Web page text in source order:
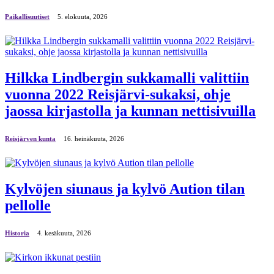
Paikallisuutiset 5. elokuuta, 2026
Hilkka Lindbergin sukkamalli valittiin
vuonna 2022 Reisjärvi-sukaksi, ohje
jaossa kirjastolla ja kunnan nettisivuilla
Reisjärven kunta 16. heinäkuuta, 2026
Kylvöjen siunaus ja kylvö Aution tilan
pellolle
Historia 4. kesäkuuta, 2026